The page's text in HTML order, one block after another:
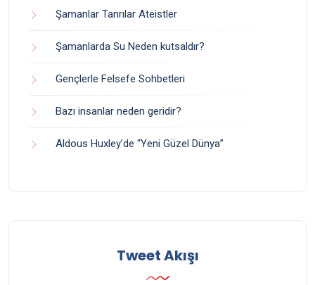
Şamanlar Tanrılar Ateistler
Şamanlarda Su Neden kutsaldır?
Gençlerle Felsefe Sohbetleri
Bazı insanlar neden geridir?
Aldous Huxley’de “Yeni Güzel Dünya”
Tweet Akışı